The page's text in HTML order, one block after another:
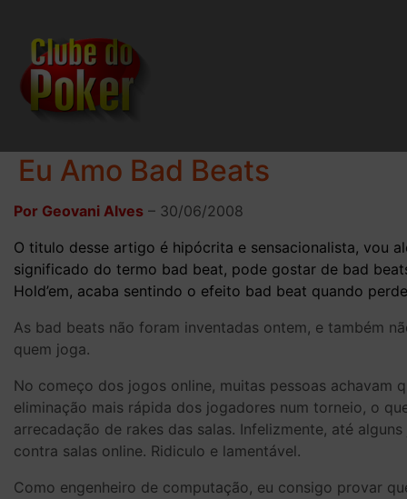
Eu Amo Bad Beats
Por Geovani Alves – 30/06/2008
O titulo desse artigo é hipócrita e sensacionalista, vou
significado do termo bad beat, pode gostar de bad
Hold’em, acaba sentindo o efeito bad beat quando
As bad beats não foram inventadas ontem, e também
quem joga.
No começo dos jogos online, muitas pessoas achavam
eliminação mais rápida dos jogadores num torneio, o
arrecadação de rakes das salas. Infelizmente, até
contra salas online. Ridiculo e lamentável.
Como engenheiro de computação, eu consigo provar